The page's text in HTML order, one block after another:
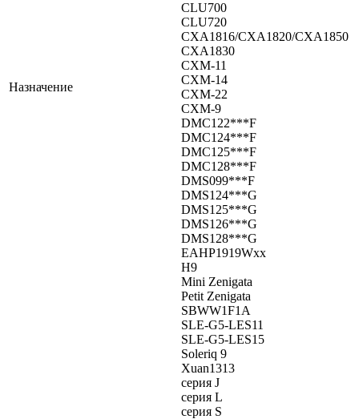
Назначение
CLU700
CLU720
CXA1816/CXA1820/CXA1850
CXA1830
CXM-11
CXM-14
CXM-22
CXM-9
DMC122***F
DMC124***F
DMC125***F
DMC128***F
DMS099***F
DMS124***G
DMS125***G
DMS126***G
DMS128***G
EAHP1919Wxx
H9
Mini Zenigata
Petit Zenigata
SBWW1F1A
SLE-G5-LES11
SLE-G5-LES15
Soleriq 9
Xuan1313
серия J
серия L
серия S